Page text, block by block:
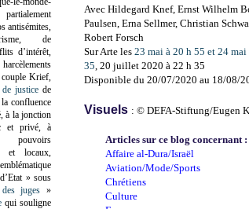
Avec Hildegard Knef, Ernst Wilhelm
Paulsen, Erna Sellmer, Christian
Robert Forsch
Sur Arte les 23 mai à 20 h 55 et 24
35, 20 juillet 2020 à 22 h 35
Disponible du 20/07/2020 au 18/08/
Visuels : © DEFA-Stiftung/Eugen
Articles sur ce blog concernant :
Affaire al-Dura/Israël
Aviation/Mode/Sports
Chrétiens
Culture
antisémites,
de
d’intérêt,
Krief,
justicede
confluence
à la jonction
et privé, à
pouvoirs
et locaux,
» sous
des juges »
qui souligne